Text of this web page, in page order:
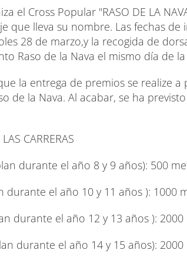
el Cross Popular "RASO DE LA
que lleva su nombre. Las fechas
28 de marzo,y la recogida de
Raso de la Nava el mismo día de
la entrega de premios se realize a
de la Nava. Al acabar, se ha
CARRERAS
durante el año 8 y 9 años): 500
durante el año 10 y 11 años ): 1000
durante el año 12 y 13 años ):
durante el año 14 y 15 años):